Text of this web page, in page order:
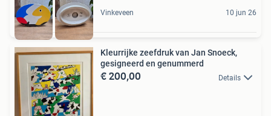
Vinkeveen 10 jun 26
Kleurrijke zeefdruk van Jan Snoeck,
gesigneerd en genummerd
€ 200,00 Details